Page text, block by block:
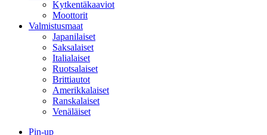
Kytkentäkaaviot
Moottorit
Valmistusmaat
Japanilaiset
Saksalaiset
Italialaiset
Ruotsalaiset
Brittiautot
Amerikkalaiset
Ranskalaiset
Venäläiset
Pin-up